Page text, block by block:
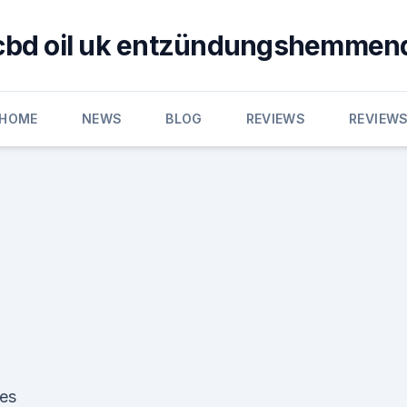
oil uk
HOME NEWS BLOG REVIEWS REVIEWS